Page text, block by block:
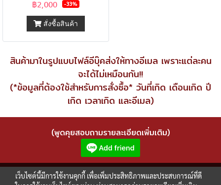
฿2,000 -33%
สั่งซื้อสินค้า
สินค้ามาในรูปแบบไฟล์อีบุ๊คส่งให้ทางอีเมล เพราะแต่ละคน
จะได้ไม่เหมือนกัน!!
(*ข้อมูลที่ต้องใช้สำหรับการสั่งซื้อ* วันที่เกิด เดือนเกิด ปี
เกิด เวลาเกิด และอีเมล)
(พูดคุยสอบถามรายละเอียดเพิ่มเติม)
เว็บไซต์นี้มีการใช้งานคุกกี้ เพื่อเพิ่มประสิทธิภาพและประสบการณ์ที่ดี